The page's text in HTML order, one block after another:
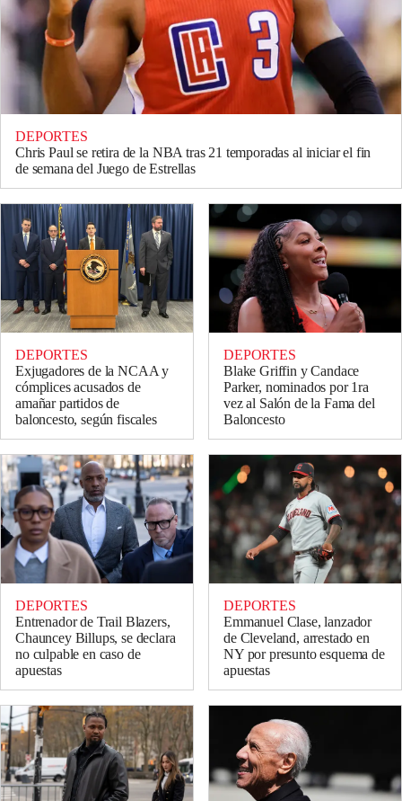
DEPORTES
Chris Paul se retira de la NBA tras 21 temporadas al iniciar el fin
de semana del Juego de Estrellas
DEPORTES
Exjugadores de la NCAA y
cómplices acusados de
amañar partidos de
baloncesto, según fiscales
DEPORTES
Blake Griffin y Candace
Parker, nominados por 1ra
vez al Salón de la Fama del
Baloncesto
DEPORTES
Entrenador de Trail Blazers,
Chauncey Billups, se declara
no culpable en caso de
apuestas
DEPORTES
Emmanuel Clase, lanzador
de Cleveland, arrestado en
NY por presunto esquema de
apuestas